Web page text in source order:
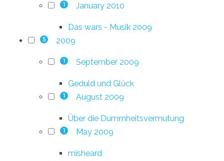
1 January 2010
Das wars - Musik 2009
5 2009
1 September 2009
Geduld und Glück
1 August 2009
Über die Dummheitsvermutung
1 May 2009
misheard